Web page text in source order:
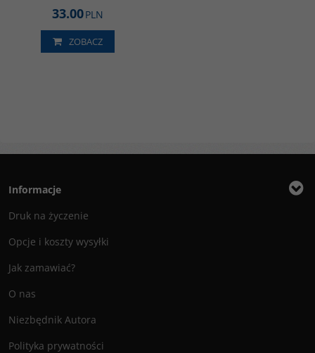
33.00PLN
ZOBACZ
Informacje
Druk na życzenie
Opcje i koszty wysyłki
Jak zamawiać?
O nas
Niezbędnik Autora
Polityka prywatności